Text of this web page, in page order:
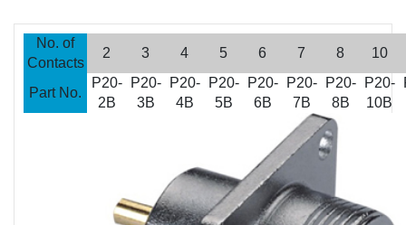
No. of
Contacts
2 3 4 5 6 7 8 10
Part No.
P20-
2B
P20-
3B
P20-
4B
P20-
5B
P20-
6B
P20-
7B
P20-
8B
P20-
10B